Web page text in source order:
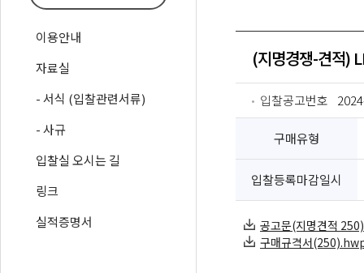
이용안내
자료실
- 서식 (입찰관련서류)
- 사규
입찰실 오시는 길
링크
실적증명서
(지명경쟁-견적)
입찰공고번호
구매유형
입찰등록마감일시
공고문(지명견적
구매규격서